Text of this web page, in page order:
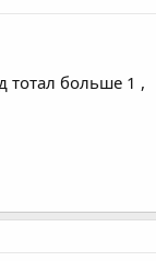
тотал больше 1 ,